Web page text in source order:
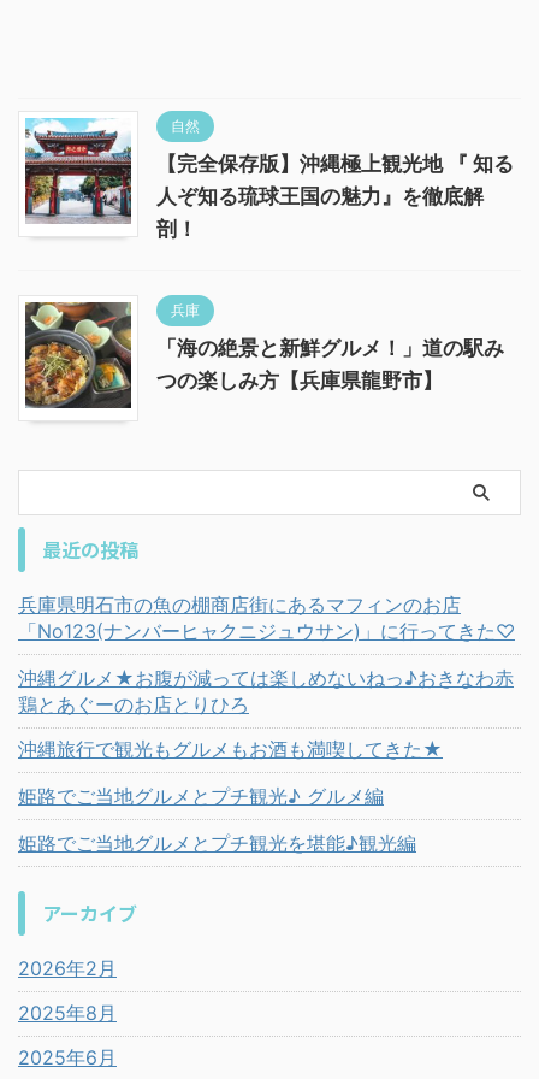
自然
【完全保存版】沖縄極上観光地 『 知る
人ぞ知る琉球王国の魅力』を徹底解
剖！
兵庫
「海の絶景と新鮮グルメ！」道の駅み
つの楽しみ方【兵庫県龍野市】
最近の投稿
兵庫県明石市の魚の棚商店街にあるマフィンのお店
「No123(ナンバーヒャクニジュウサン)」に行ってきた♡
沖縄グルメ★お腹が減っては楽しめないねっ♪おきなわ赤
鶏とあぐーのお店とりひろ
沖縄旅行で観光もグルメもお酒も満喫してきた★
姫路でご当地グルメとプチ観光♪ グルメ編
姫路でご当地グルメとプチ観光を堪能♪観光編
アーカイブ
2026年2月
2025年8月
2025年6月